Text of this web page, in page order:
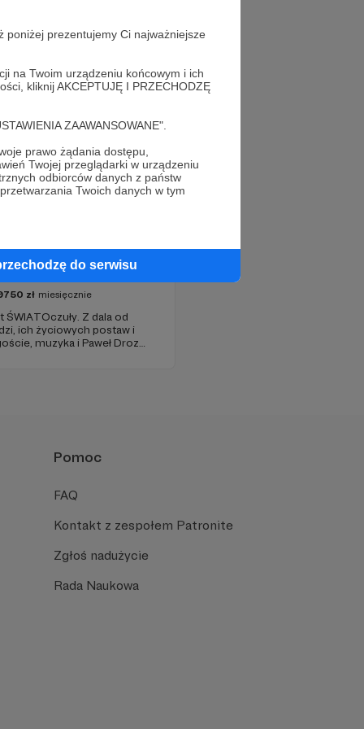
poniżej prezentujemy Ci najważniejsze
na Twoim urządzeniu końcowym i ich
kliknij AKCEPTUJĘ I PRZECHODZĘ
ZAAWANSOWANE".
prawo żądania dostępu,
Twojej przeglądarki w urządzeniu
odbiorców danych z państw
Twoich danych w tym
do serwisu
z lotu Drozda
zł miesięcznie
Z dala od
ich życiowych postaw i
muzyka i Paweł Drozd
Pomoc
FAQ
Kontakt z zespołem Patronite
Zgłoś nadużycie
Rada Naukowa